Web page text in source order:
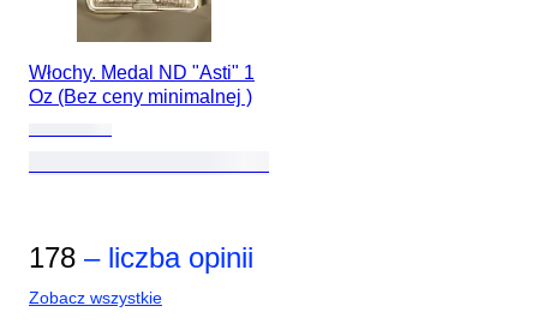
Włochy. Medal ND "Asti" 1
Oz (Bez ceny minimalnej )
178 – liczba opinii
Zobacz wszystkie